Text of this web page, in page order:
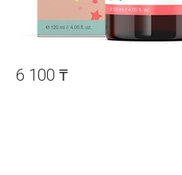
6 100 ₸